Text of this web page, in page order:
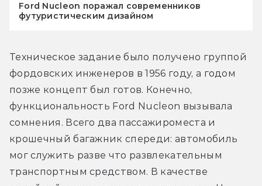
Ford Nucleon поражал современников
футуристическим дизайном
Техническое задание было получено группой
фордовских инженеров в 1956 году, а годом
позже концепт был готов. Конечно,
функциональность Ford Nucleon вызывала
сомнения. Всего два пассажироместа и
крошечный багажник спереди: автомобиль
мог служить разве что развлекательным
транспортным средством. В качестве